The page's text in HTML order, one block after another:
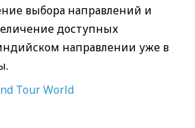
выбора направлений и
доступных
направлении уже в
Tour World